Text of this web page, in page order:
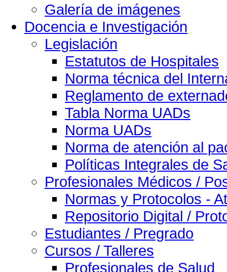
Galería de imágenes
Docencia e Investigación
Legislación
Estatutos de Hospitales
Norma técnica del
Reglamento de
Tabla Norma UADs
Norma UADs
Norma de atención al
Políticas Integrales de
Profesionales Médicos /
Normas y Protocolos -
Repositorio Digital /
Estudiantes / Pregrado
Cursos / Talleres
Profesionales de Salud